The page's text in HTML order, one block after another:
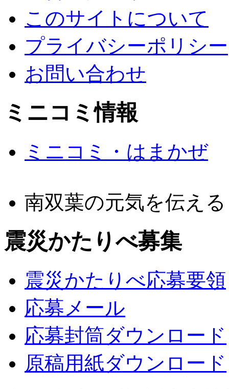
このサイトについて
プライバシーポリシー
お問い合わせ
ミニコミ情報
ミニコミ・はまかぜ
南双葉の元気を伝える
震災かたりべ募集
震災かたりべ応募要領
応募メール
応募封筒ダウンロード
原稿用紙ダウンロード